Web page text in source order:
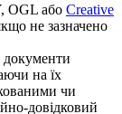
OGL або Creative
не зазначено
документи
на їх
чи
довідковий